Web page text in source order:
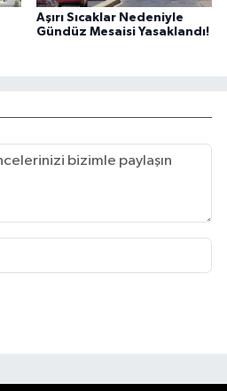
Aşırı Sıcaklar Nedeniyle
Gündüz Mesaisi Yasaklandı!